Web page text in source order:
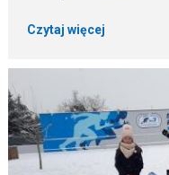
Czytaj więcej